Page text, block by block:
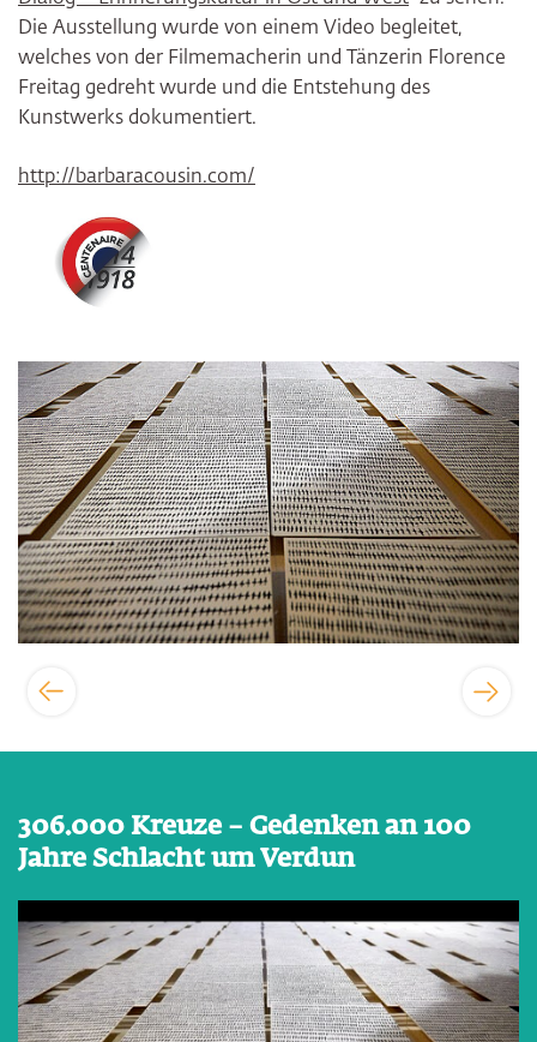
Die Ausstellung wurde von einem Video begleitet,
welches von der Filmemacherin und Tänzerin Florence
Freitag gedreht wurde und die Entstehung des
Kunstwerks dokumentiert.
http://barbaracousin.com/
Bildergalerie überspringen
306.000 Kreuze – Gedenken an 100
Jahre Schlacht um Verdun